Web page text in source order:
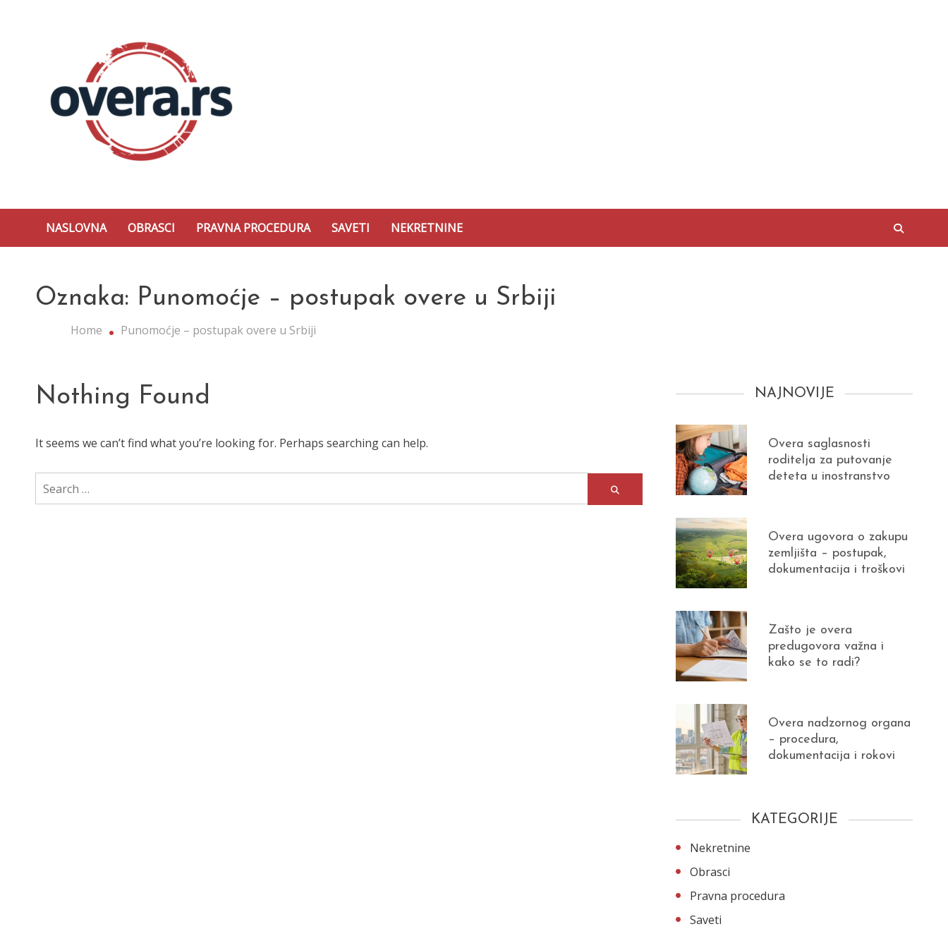
NASLOVNA OBRASCI PRAVNA PROCEDURA SAVETI NEKRETNINE
Oznaka: Punomoćje – postupak overe u Srbiji
Home Punomoćje – postupak overe u Srbiji
Nothing Found
It seems we can’t find what you’re looking for. Perhaps searching can help.
for:
NAJNOVIJE
Overa saglasnosti
roditelja za putovanje
deteta u inostranstvo
Overa ugovora o zakupu
zemljišta – postupak,
dokumentacija i troškovi
Zašto je overa
predugovora važna i
kako se to radi?
Overa nadzornog organa
– procedura,
dokumentacija i rokovi
KATEGORIJE
Nekretnine
Obrasci
Pravna procedura
Saveti